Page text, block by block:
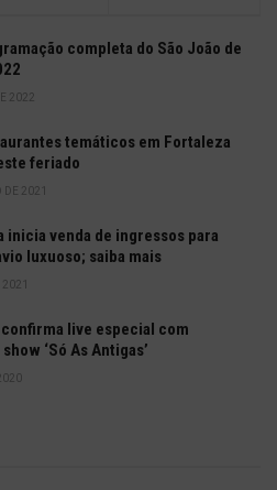
completa do São João de
2022
temáticos em Fortaleza
feriado
DE 2021
inicia venda de ingressos para
luxuoso; saiba mais
live especial com
‘Só As Antigas’